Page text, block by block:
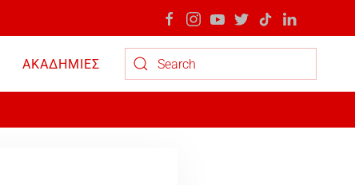
ΑΚΑΔΗΜΙΕΣ
Type 2 or more characters for results.